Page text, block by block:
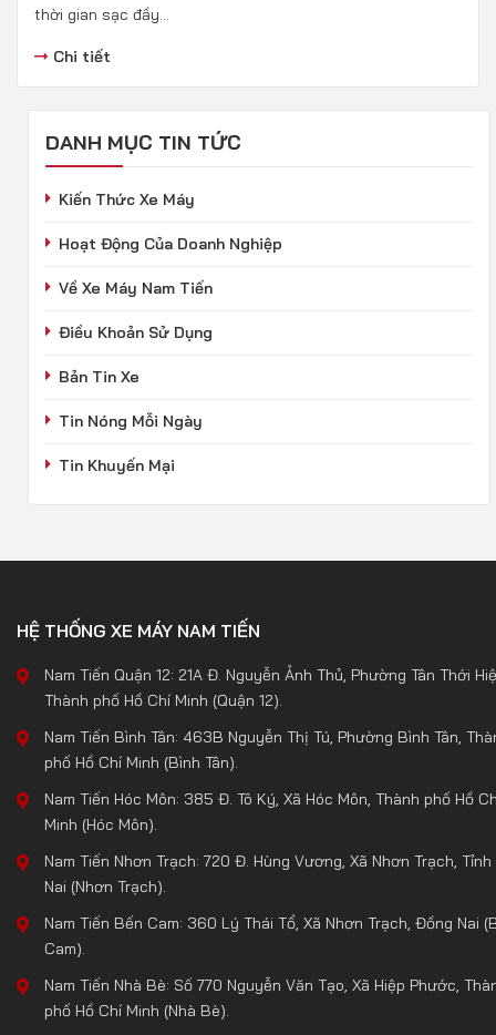
thời gian sạc đầy...
Chi tiết
DANH MỤC TIN TỨC
Kiến Thức Xe Máy
Hoạt Động Của Doanh Nghiệp
Về Xe Máy Nam Tiến
Điều Khoản Sử Dụng
Bản Tin Xe
Tin Nóng Mỗi Ngày
Tin Khuyến Mại
HỆ THỐNG XE MÁY NAM TIẾN
Nam Tiến Quận 12: 21A Đ. Nguyễn Ảnh Thủ, Phường Tân Thới
Thành phố Hồ Chí Minh (Quận 12).
Nam Tiến Bình Tân: 463B Nguyễn Thị Tú, Phường Bình Tân,
phố Hồ Chí Minh (Bình Tân).
Nam Tiến Hóc Môn: 385 Đ. Tô Ký, Xã Hóc Môn, Thành phố Hồ
Minh (Hóc Môn).
Nam Tiến Nhơn Trạch: 720 Đ. Hùng Vương, Xã Nhơn Trạch,
Nai (Nhơn Trạch).
Nam Tiến Bến Cam: 360 Lý Thái Tổ, Xã Nhơn Trạch, Đồng Nai
Cam).
Nam Tiến Nhà Bè: Số 770 Nguyễn Văn Tạo, Xã Hiệp Phước,
phố Hồ Chí Minh (Nhà Bè).